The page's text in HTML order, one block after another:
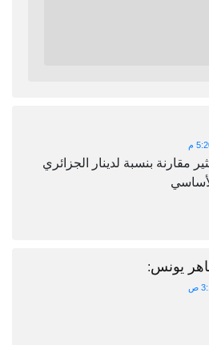
مقارنة بنسبة لدينار الجزائري
يونس: